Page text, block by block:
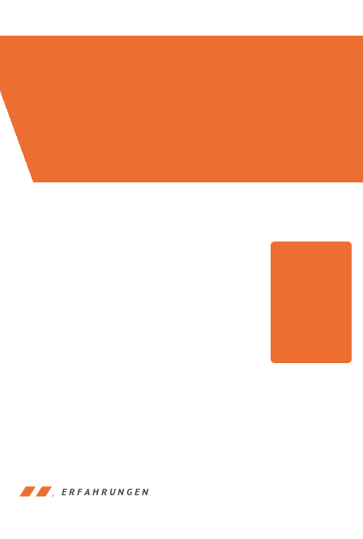
ERFAHRUNGEN